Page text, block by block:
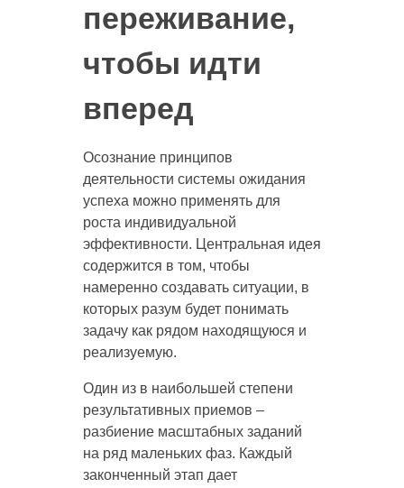
переживание,
чтобы идти
вперед
Осознание принципов
деятельности системы ожидания
успеха можно применять для
роста индивидуальной
эффективности. Центральная идея
содержится в том, чтобы
намеренно создавать ситуации, в
которых разум будет понимать
задачу как рядом находящуюся и
реализуемую.
Один из в наибольшей степени
результативных приемов –
разбиение масштабных заданий
на ряд маленьких фаз. Каждый
законченный этап дает